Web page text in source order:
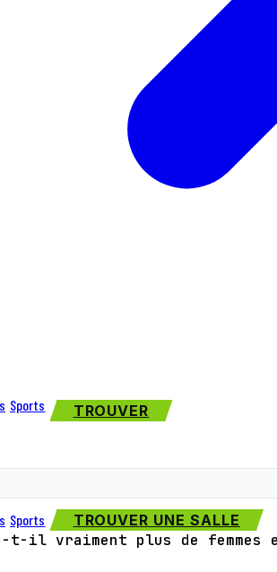
Sports TROUVER
Sports TROUVER UNE SALLE
t-il vraiment plus de